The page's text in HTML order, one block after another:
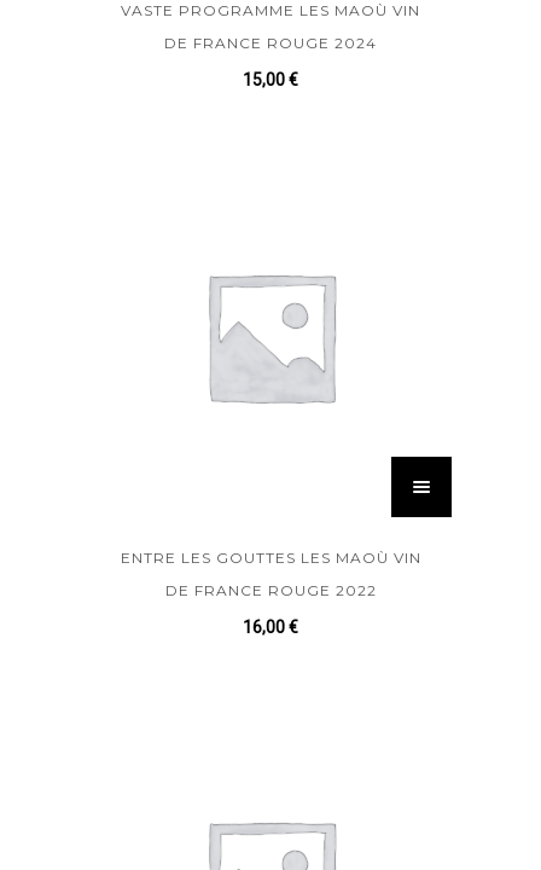
VASTE PROGRAMME LES MAOÙ VIN
DE FRANCE ROUGE 2024
15,00€
ENTRE LES GOUTTES LES MAOÙ VIN
DE FRANCE ROUGE 2022
16,00€